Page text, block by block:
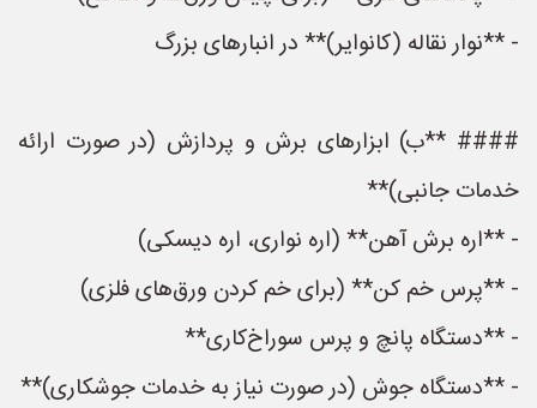
- **نوار نقاله (کانوایر)** در انبارهای بزرگ
#### **ب) ابزارهای برش و پردازش (در صورت ارائه
خدمات جانبی)**
- **اره برش آهن** (اره نواری، اره دیسکی)
- **پرس خم کن** (برای خم کردن ورق‌های فلزی)
- **دستگاه پانچ و پرس سوراخ‌کاری**
- **دستگاه جوش (در صورت نیاز به خدمات جوشکاری)**